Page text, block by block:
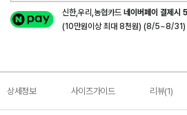
신한,우리,농협카드네이버페이 결제시
(10만원이상 최대 8천원) (8/5~8/31)
상세정보 사이즈가이드 리뷰(1)